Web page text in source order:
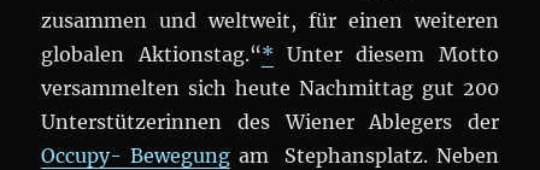
zusammen und weltweit, für einen weiteren
globalen Aktionstag.“* Unter diesem Motto
versammelten sich heute Nachmittag gut 200
Unterstützerinnen des Wiener Ablegers der
Occupy- Bewegung am Stephansplatz. Neben